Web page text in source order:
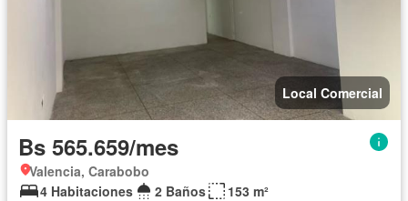
Local Comercial
Bs 565.659/mes
Valencia, Carabobo
4 Habitaciones
2 Baños
153 m²